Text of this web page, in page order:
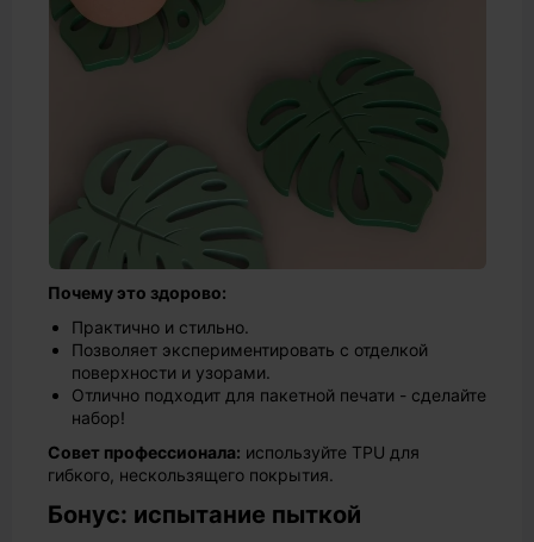
Почему это здорово:
Практично и стильно.
Позволяет экспериментировать с отделкой
поверхности и узорами.
Отлично подходит для пакетной печати - сделайте
набор!
Совет профессионала: используйте TPU для
гибкого, нескользящего покрытия.
Бонус: испытание пыткой